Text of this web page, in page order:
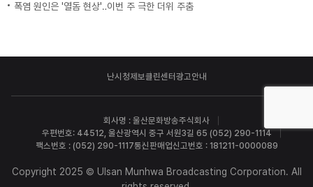
폭염 원인은 '열돔 현상'‥이번 주 극한 더위 주춤
난시청제보클린센터광고안내
회사명 : 울산문화방송주식회사
우편번호: 44512, 울산광역시 중구 서원3길 65 (052) 290-1114
팩스번호 : (052) 290-1117통신판매업신고번호 : 181211-0000089
Copyright 2025 © Ulsan Munhwa Broadcasting Corporation. All